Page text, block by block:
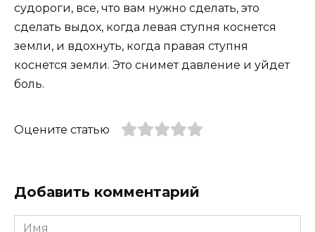
судороги, все, что вам нужно сделать, это
сделать выдох, когда левая ступня коснется
земли, и вдохнуть, когда правая ступня
коснется земли. Это снимет давление и уйдет
боль.
Оцените статью
Добавить комментарий
Имя